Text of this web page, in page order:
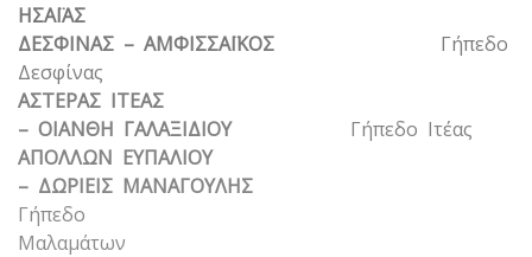
ΗΣΑΪΑΣ
ΔΕΣΦΙΝΑΣ – ΑΜΦΙΣΣΑΪΚΟΣ Γήπεδο
Δεσφίνας
ΑΣΤΕΡΑΣ ΙΤΕΑΣ
– ΟΙΑΝΘΗ ΓΑΛΑΞΙΔΙΟΥ Γήπεδο Ιτέας
ΑΠΟΛΛΩΝ ΕΥΠΑΛΙΟΥ
– ΔΩΡΙΕΙΣ ΜΑΝΑΓΟΥΛΗΣ
Γήπεδο
Μαλαμάτων